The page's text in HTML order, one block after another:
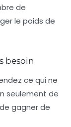
de
le poids de
besoin
ce qui ne
seulement de
gagner de